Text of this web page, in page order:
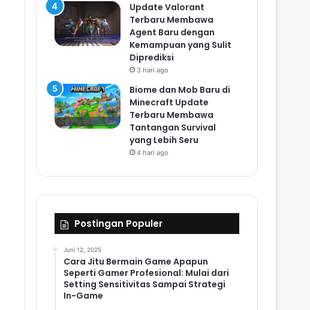
Update Valorant
Terbaru Membawa
Agent Baru dengan
Kemampuan yang Sulit
Diprediksi
3 hari ago
Biome dan Mob Baru di
Minecraft Update
Terbaru Membawa
Tantangan Survival
yang Lebih Seru
4 hari ago
Postingan Populer
Juni 12, 2025
Cara Jitu Bermain Game Apapun
Seperti Gamer Profesional: Mulai dari
Setting Sensitivitas Sampai Strategi
In-Game